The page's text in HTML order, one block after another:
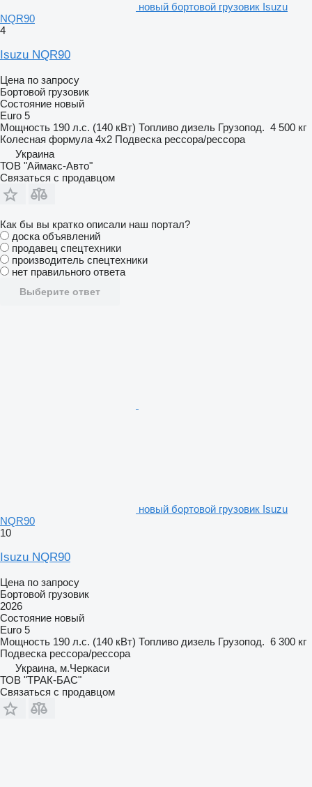
новый бортовой грузовик Isuzu
NQR90
4
Isuzu NQR90
Цена по запросу
Бортовой грузовик
Состояние новый
Euro 5
Мощность 190 л.с. (140 кВт) Топливо дизель Грузопод. 4 500 кг
Колесная формула 4x2 Подвеска рессора/рессора
Украина
ТОВ "Аймакс-Авто"
Связаться с продавцом
Как бы вы кратко описали наш портал?
доска объявлений
продавец спецтехники
производитель спецтехники
нет правильного ответа
Выберите ответ
новый бортовой грузовик Isuzu
NQR90
10
Isuzu NQR90
Цена по запросу
Бортовой грузовик
2026
Состояние новый
Euro 5
Мощность 190 л.с. (140 кВт) Топливо дизель Грузопод. 6 300 кг
Подвеска рессора/рессора
Украина, м.Черкаси
ТОВ "ТРАК-БАС"
Связаться с продавцом